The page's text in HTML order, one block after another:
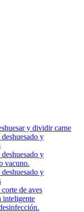
y dividir carne
y
y
vacuno.
y
de aves
inteligente